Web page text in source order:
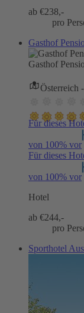
ab €238,-
pro
Gasthof
Gasthof
Österreich
Für dieses
von 100% vor
Für dieses
von 100% vor
Hotel
ab €244,-
pro
Sporthotel